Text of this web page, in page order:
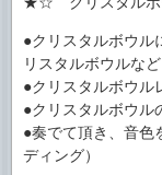
●クリスタルボウル
リスタルボウルなど
●クリスタルボウル
●クリスタルボウル
●奏でて頂き、音色
ディング）